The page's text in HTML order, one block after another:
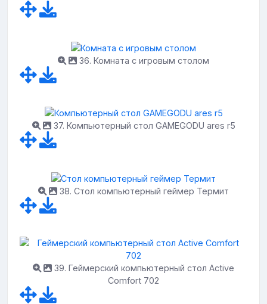
36. Комната с игровым столом
37. Компьютерный стол GAMEGODU ares r5
38. Стол компьютерный геймер Термит
39. Геймерский компьютерный стол Active
Comfort 702